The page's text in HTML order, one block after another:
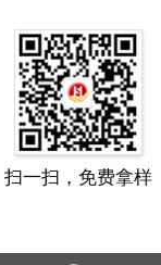
扫一扫，免费拿样